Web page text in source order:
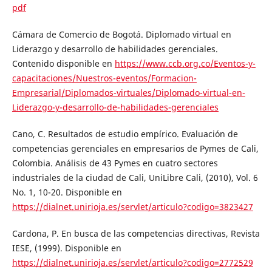
pdf
Cámara de Comercio de Bogotá. Diplomado virtual en
Liderazgo y desarrollo de habilidades gerenciales.
Contenido disponible en https://www.ccb.org.co/Eventos-y-
capacitaciones/Nuestros-eventos/Formacion-
Empresarial/Diplomados-virtuales/Diplomado-virtual-en-
Liderazgo-y-desarrollo-de-habilidades-gerenciales
Cano, C. Resultados de estudio empírico. Evaluación de
competencias gerenciales en empresarios de Pymes de Cali,
Colombia. Análisis de 43 Pymes en cuatro sectores
industriales de la ciudad de Cali, UniLibre Cali, (2010), Vol. 6
No. 1, 10-20. Disponible en
https://dialnet.unirioja.es/servlet/articulo?codigo=3823427
Cardona, P. En busca de las competencias directivas, Revista
IESE, (1999). Disponible en
https://dialnet.unirioja.es/servlet/articulo?codigo=2772529